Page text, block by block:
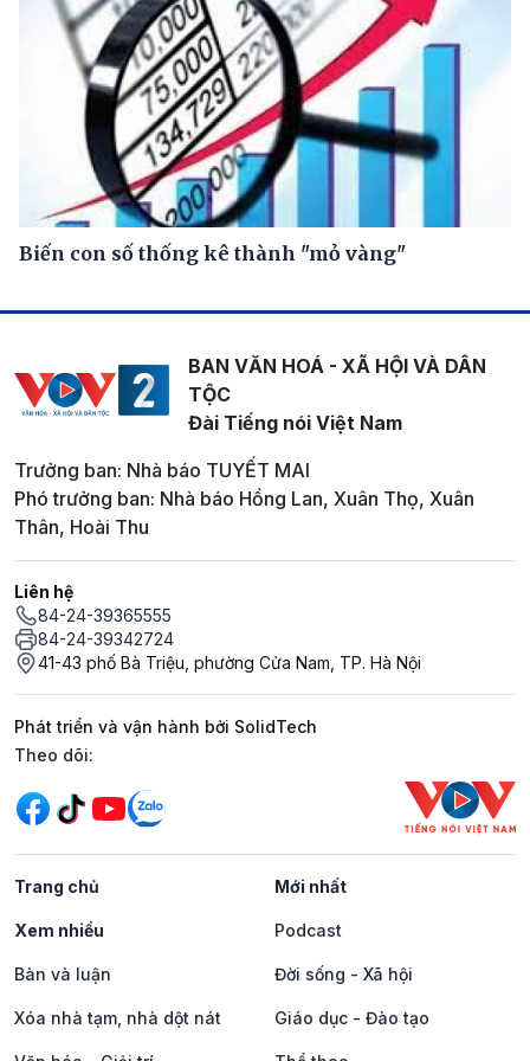
Biến con số thống kê thành "mỏ vàng"
BAN VĂN HOÁ - XÃ HỘI VÀ DÂN
TỘC
Đài Tiếng nói Việt Nam
Trưởng ban: Nhà báo TUYẾT MAI
Phó trưởng ban: Nhà báo Hồng Lan, Xuân Thọ, Xuân
Thân, Hoài Thu
Liên hệ
84-24-39365555
84-24-39342724
41-43 phố Bà Triệu, phường Cửa Nam, TP. Hà Nội
Phát triển và vận hành bởi SolidTech
Mạng xã hội
Theo dõi:
Trang chủ Mới nhất
Xem nhiều Podcast
Bàn và luận Đời sống - Xã hội
Xóa nhà tạm, nhà dột nát Giáo dục - Đào tạo